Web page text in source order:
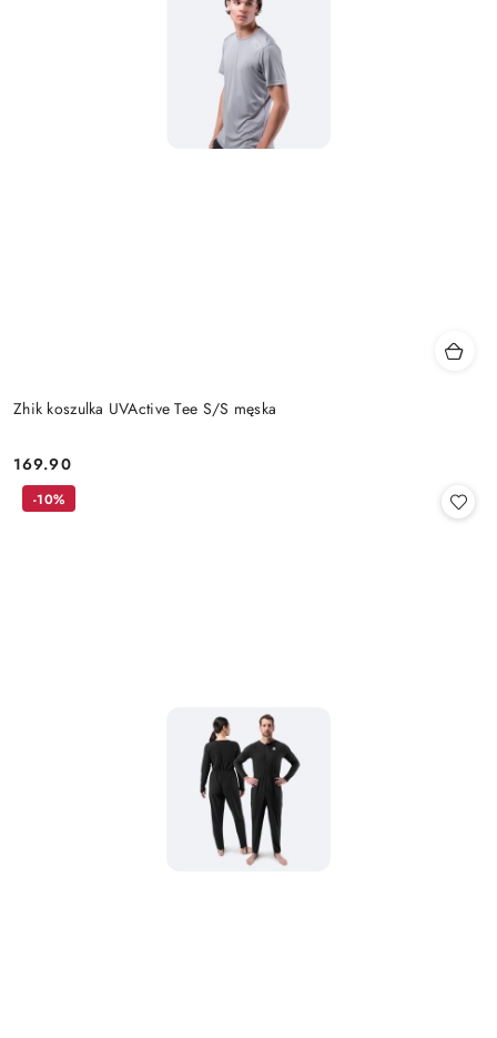
Zhik koszulka UVActive Tee S/S męska
Cena:
169.90
-10%